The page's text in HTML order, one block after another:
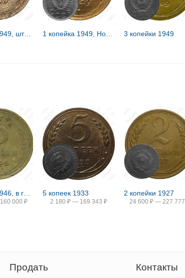
2 копейки 1949, штемпель 1.2Б, горизонтальная гаста в цифре «4» даты длинная 1 копейка 1949, Новодел 3 копейки 1949
3 копейки 1946, в гербе 16 лент (герб 1948 года)
160 000 ₽
5 копеек 1933
2 180 ₽ — 169 343 ₽
2 копейки 1927
24 600 ₽ — 227 777
Продать Контакты